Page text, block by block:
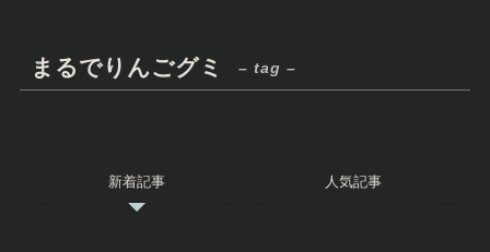
まるでりんごグミ – tag –
新着記事 人気記事